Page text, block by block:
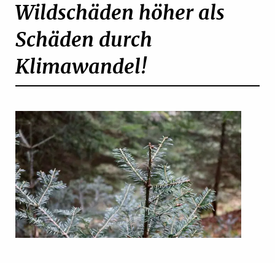
Wildschäden höher als
Schäden durch
Klimawandel!